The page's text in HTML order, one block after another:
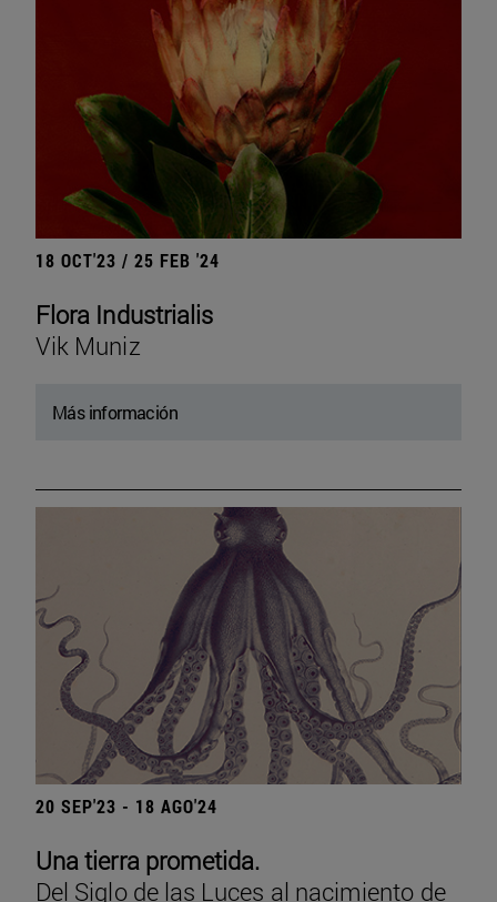
18 OCT'23 / 25 FEB '24
Flora Industrialis
Vik Muniz
Más información
20 SEP'23 - 18 AGO'24
Una tierra prometida.
Del Siglo de las Luces al nacimiento de